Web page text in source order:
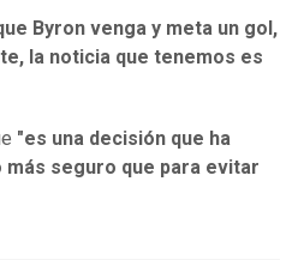
Byron venga y meta un gol,
la noticia que tenemos es
"es una decisión que ha
seguro que para evitar